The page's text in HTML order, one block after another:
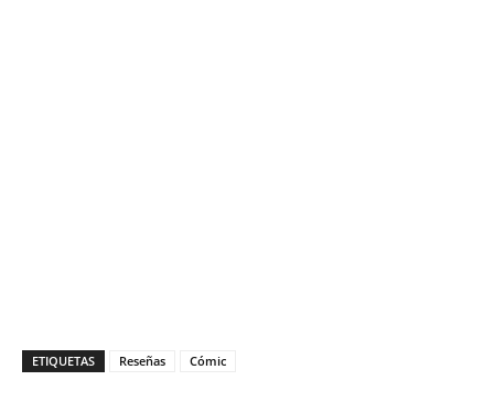
ETIQUETAS Reseñas Cómic